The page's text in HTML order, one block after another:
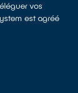
vos
est agréé